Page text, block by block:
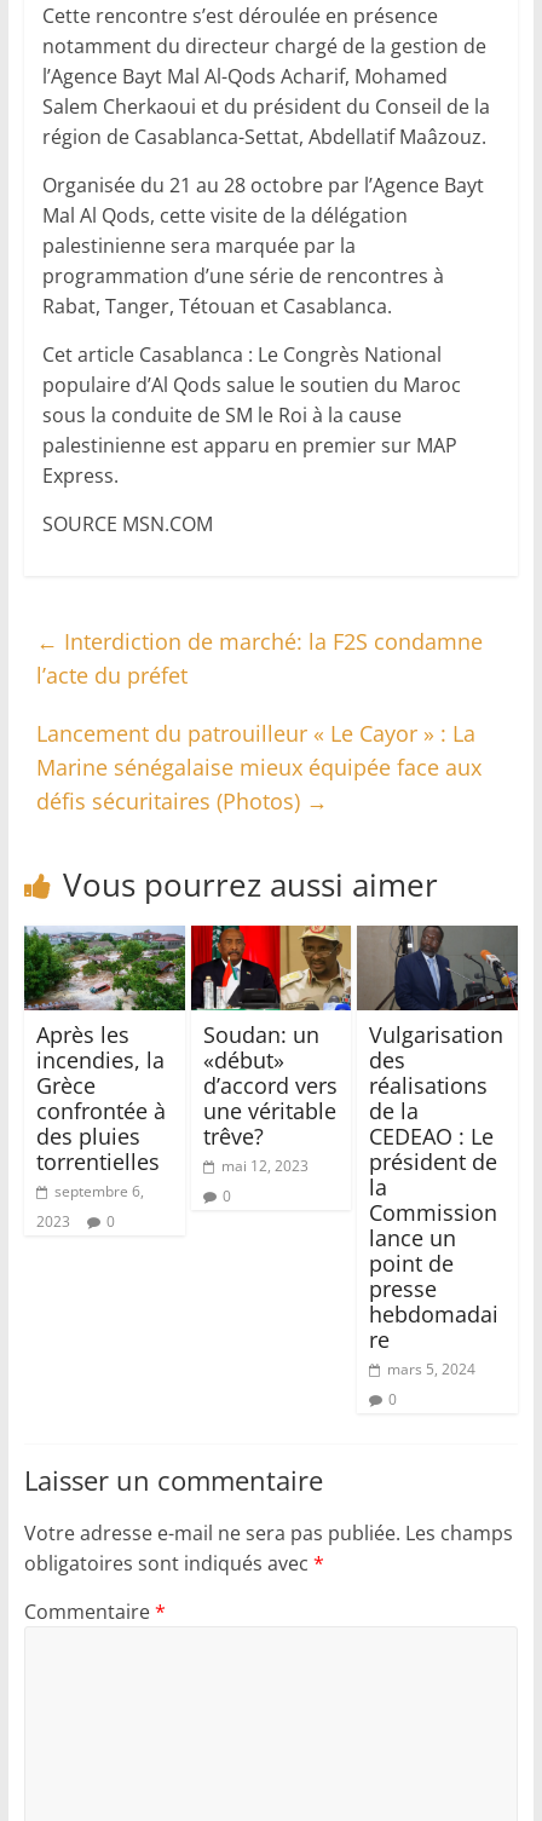
Cette rencontre s’est déroulée en présence
notamment du directeur chargé de la gestion de
l’Agence Bayt Mal Al-Qods Acharif, Mohamed
Salem Cherkaoui et du président du Conseil de la
région de Casablanca-Settat, Abdellatif Maâzouz.
Organisée du 21 au 28 octobre par l’Agence Bayt
Mal Al Qods, cette visite de la délégation
palestinienne sera marquée par la
programmation d’une série de rencontres à
Rabat, Tanger, Tétouan et Casablanca.
Cet article Casablanca : Le Congrès National
populaire d’Al Qods salue le soutien du Maroc
sous la conduite de SM le Roi à la cause
palestinienne est apparu en premier sur MAP
Express.
SOURCE MSN.COM
← Interdiction de marché: la F2S condamne
l’acte du préfet
Lancement du patrouilleur « Le Cayor » : La
Marine sénégalaise mieux équipée face aux
défis sécuritaires (Photos) →
Vous pourrez aussi aimer
Après les
incendies, la
Grèce
confrontée à
des pluies
torrentielles
septembre 6,
2023
0
Soudan: un
«début»
d’accord vers
une véritable
trêve?
mai 12, 2023
0
Vulgarisation
des
réalisations
de la
CEDEAO : Le
président de
la
Commission
lance un
point de
presse
hebdomadai
re
mars 5, 2024
0
Laisser un commentaire
Votre adresse e-mail ne sera pas publiée. Les champs
obligatoires sont indiqués avec *
Commentaire*